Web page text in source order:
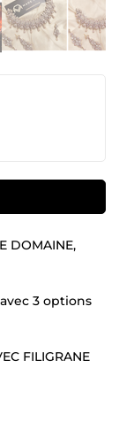
DOMAINE,
3 options
FILIGRANE